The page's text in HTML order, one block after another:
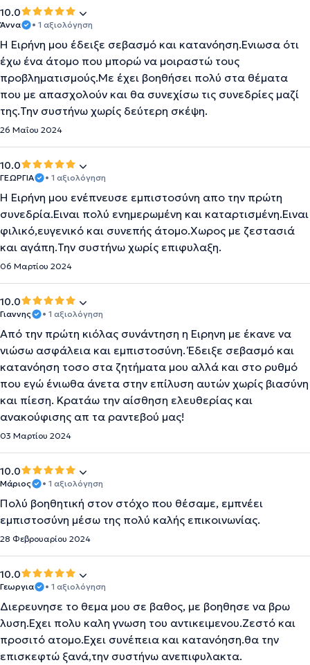
10.0
Άννα • 1 αξιολόγηση
Η Ειρήνη μου έδειξε σεβασμό και κατανόηση.Ενιωσα ότι
έχω ένα άτομο που μπορώ να μοιραστώ τους
προβληματισμούς.Με έχει βοηθήσει πολύ στα θέματα
που με απασχολούν και θα συνεχίσω τις συνεδρίες μαζί
της.Την συστήνω χωρίς δεύτερη σκέψη.
26 Μαΐου 2024
10.0
ΓΕΩΡΓΙΑ • 1 αξιολόγηση
Η Ειρήνη μου ενέπνευσε εμπιστοσύνη απο την πρώτη
συνεδρία.Ειναι πολύ ενημερωμένη και καταρτισμένη.Ειναι
φιλικό,ευγενικό και συνεπής άτομο.Χωρος με ζεστασιά
και αγάπη.Την συστήνω χωρίς επιφυλαξη.
06 Μαρτίου 2024
10.0
Γιαννης • 1 αξιολόγηση
Από την πρώτη κιόλας συνάντηση η Ειρηνη με έκανε να
νιώσω ασφάλεια και εμπιστοσύνη. Έδειξε σεβασμό και
κατανόηση τοσο στα ζητήματα μου αλλά και στο ρυθμό
που εγώ ένιωθα άνετα στην επίλυση αυτών χωρίς βιασύνη
και πίεση. Κρατάω την αίσθηση ελευθερίας και
ανακούφισης απ τα ραντεβού μας!
03 Μαρτίου 2024
10.0
Μάριος • 1 αξιολόγηση
Πολύ βοηθητική στον στόχο που θέσαμε, εμπνέει
εμπιστοσύνη μέσω της πολύ καλής επικοινωνίας.
28 Φεβρουαρίου 2024
10.0
Γεωργια • 1 αξιολόγηση
Διερευνησε το θεμα μου σε βαθος, με βοηθησε να βρω
λυση.Εχει πολυ καλη γνωση του αντικειμενου.Ζεστό και
προσιτό ατομο.Εχει συνέπεια και κατανόηση.θα την
επισκεφτώ ξανά,την συστήνω ανεπιφυλακτα.